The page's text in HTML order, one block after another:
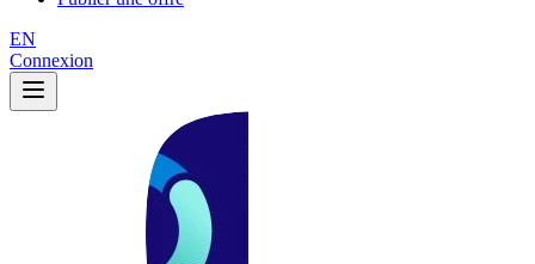
EN
Connexion